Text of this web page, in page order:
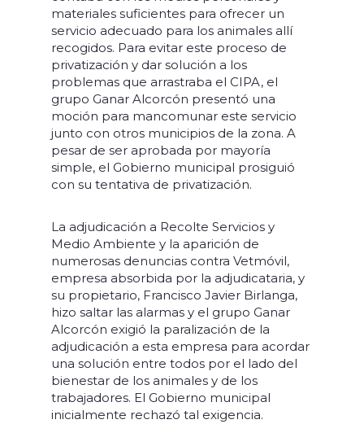
materiales suficientes para ofrecer un
servicio adecuado para los animales allí
recogidos. Para evitar este proceso de
privatización y dar solución a los
problemas que arrastraba el CIPA, el
grupo Ganar Alcorcón presentó una
moción para mancomunar este servicio
junto con otros municipios de la zona. A
pesar de ser aprobada por mayoría
simple, el Gobierno municipal prosiguió
con su tentativa de privatización.
La adjudicación a Recolte Servicios y
Medio Ambiente y la aparición de
numerosas denuncias contra Vetmóvil,
empresa absorbida por la adjudicataria, y
su propietario, Francisco Javier Birlanga,
hizo saltar las alarmas y el grupo Ganar
Alcorcón exigió la paralización de la
adjudicación a esta empresa para acordar
una solución entre todos por el lado del
bienestar de los animales y de los
trabajadores. El Gobierno municipal
inicialmente rechazó tal exigencia.